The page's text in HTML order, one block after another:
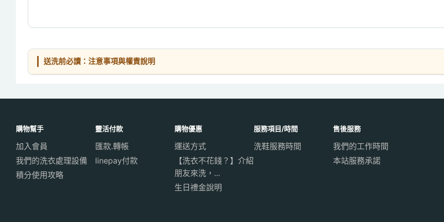
送洗前必讀：注意事項與權責說明
購物幫手
加入會員
我們的洗衣處理設備
積分使用攻略
靈活付款
匯款.轉帳
linepay付款
購物優惠
運送方式
【洗衣不花錢？】介紹
朋友來洗，...
生日禮金說明
服務項目/時間
洗鞋服務時間
售後服務
我們的工作時間
本站服務承諾